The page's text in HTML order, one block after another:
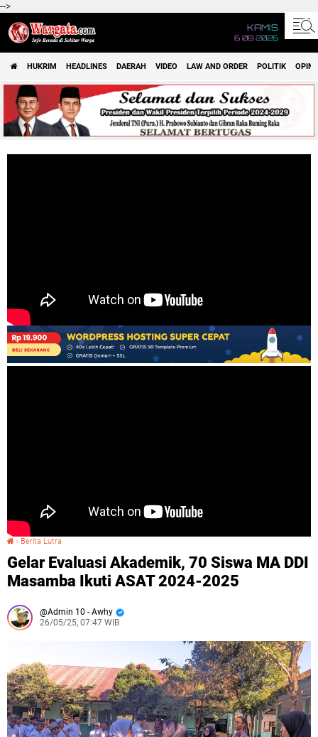
-->
KAMIS
6 08 2026
HUKRIM HEADLINES DAERAH VIDEO LAW AND ORDER POLITIK OPINI
› Berita Lutra
Gelar Evaluasi Akademik, 70 Siswa MA DDI
Masamba Ikuti ASAT 2024-2025
Admin 10 - Awhy
26/05/25, 07:47 WIB